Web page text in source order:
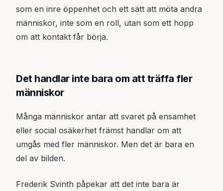
som en inre öppenhet och ett sätt att möta andra
människor, inte som en roll, utan som ett hopp
om att kontakt får börja.
Det handlar inte bara om att träffa fler
människor
Många människor antar att svaret på ensamhet
eller social osäkerhet främst handlar om att
umgås med fler människor. Men det är bara en
del av bilden.
Frederik Svinth påpekar att det inte bara är